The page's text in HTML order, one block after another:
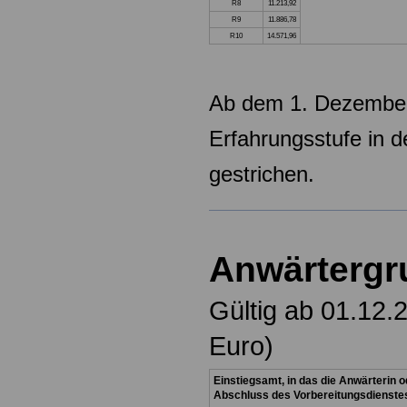
R8
11.213,92
R9
11.886,78
R10
14.571,96
Ab dem 1.
Erfahrungsstufe in
gestrichen.
Gültig ab
Euro)
Einstiegsamt, in das die Anwärterin
Abschluss des